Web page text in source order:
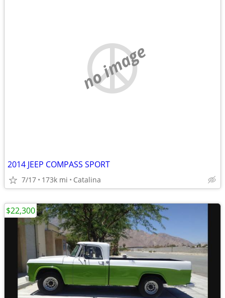
no image
2014 JEEP COMPASS SPORT
7/17 173k mi Catalina
$22,300